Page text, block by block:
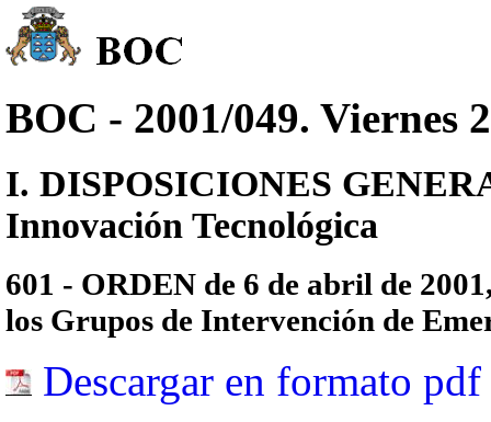
BOC - 2001/049. Viernes
I. DISPOSICIONES
Innovación Tecnológica
601 - ORDEN de 6 de abril de
los Grupos de Intervención de
Descargar en formato pdf